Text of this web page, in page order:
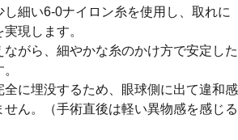
し細い6-0ナイロン糸を使用し、取れに
現します。
ながら、細やかな糸のかけ方で安定した
全に埋没するため、眼球側に出て違和感
せん。（手術直後は軽い異物感を感じる